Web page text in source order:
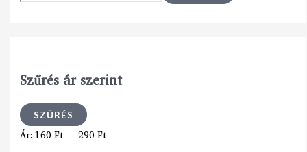
Szűrés ár szerint
SZŰRÉS
Ár:160 Ft—290 Ft